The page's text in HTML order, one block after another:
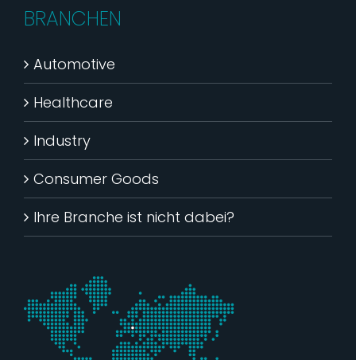
BRANCHEN
Automotive
Healthcare
Industry
Consumer Goods
Ihre Branche ist nicht dabei?